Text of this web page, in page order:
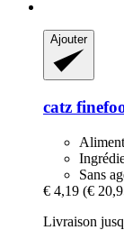
Ajouter
catz
Sans
€ 4,19 (€
Livraison